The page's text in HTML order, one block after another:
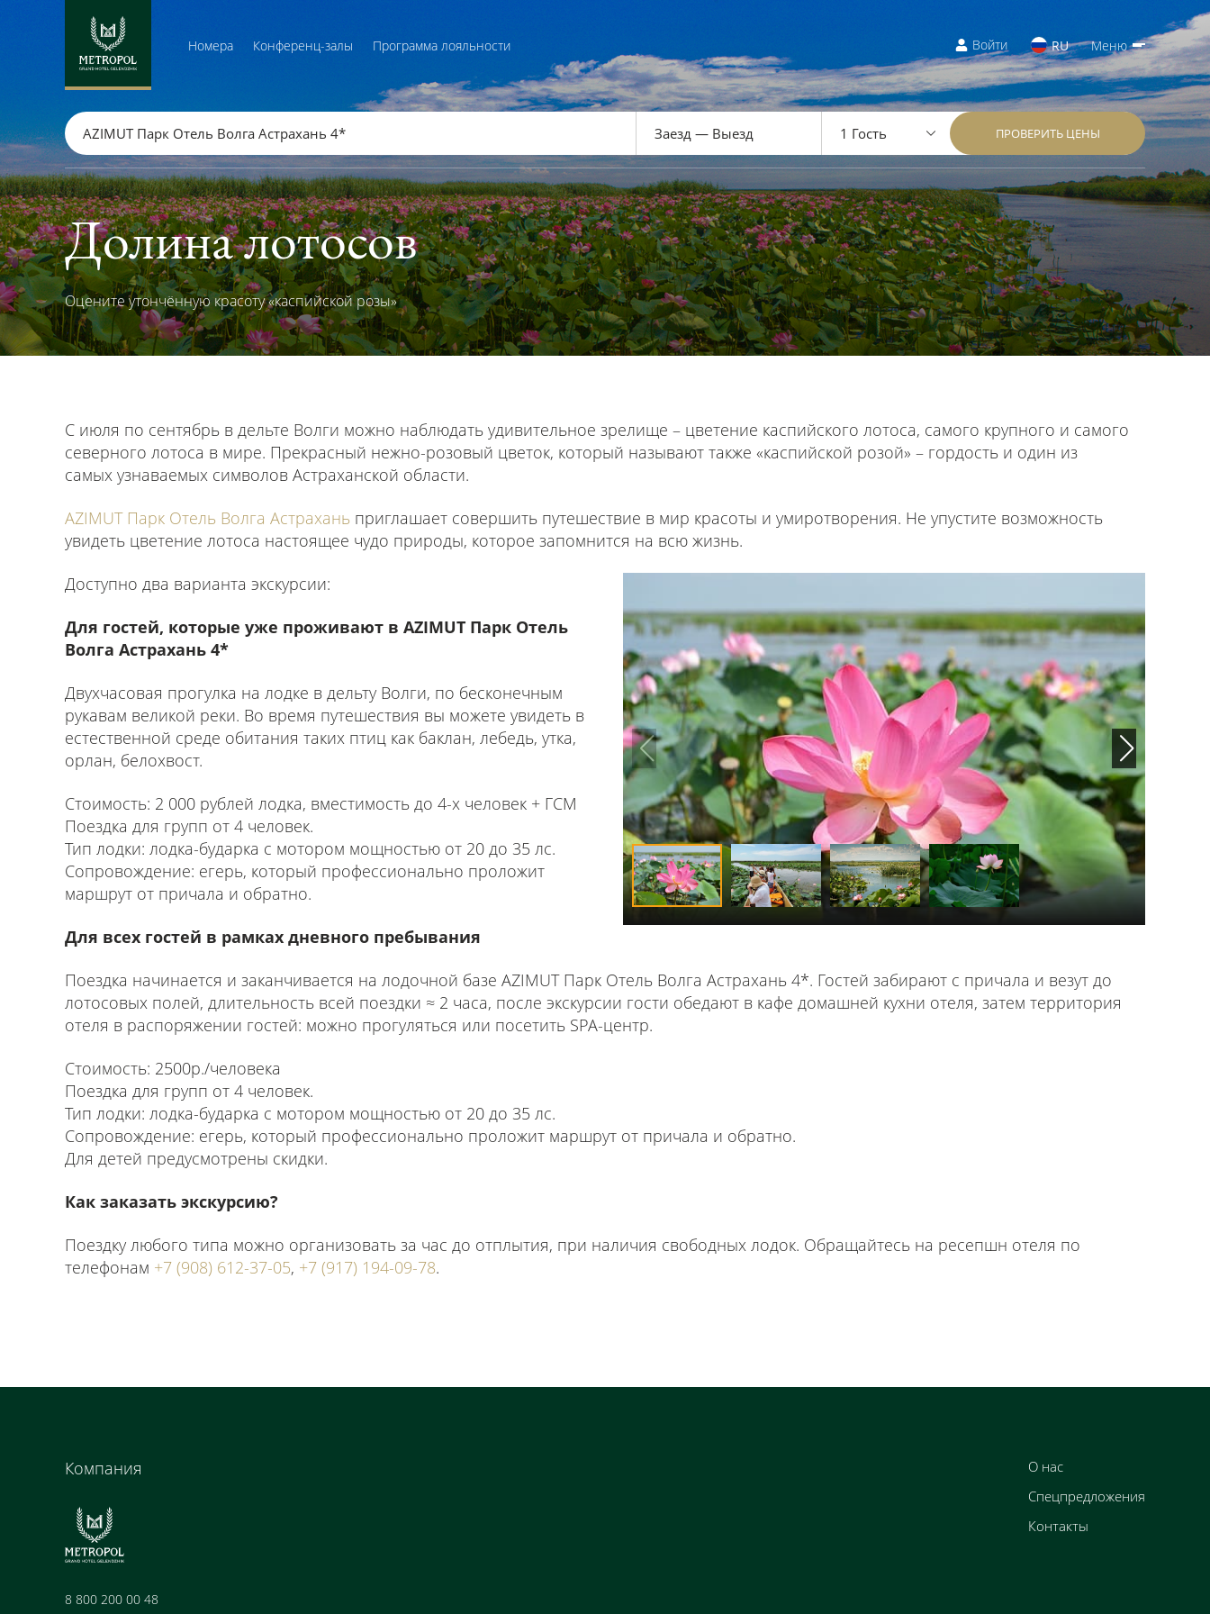
Номера Конференц-залы Программа лояльности Войти RU Меню
AZIMUT Парк Отель Волга Астрахань 4* ПРОВЕРИТЬ ЦЕНЫ
Долина лотосов
Оцените утончённую красоту «каспийской розы»
С июля по сентябрь в дельте Волги можно наблюдать удивительное зрелище – цветение каспийского лотоса, самого крупного и самого
северного лотоса в мире. Прекрасный нежно-розовый цветок, который называют также «каспийской розой» – гордость и один из
самых узнаваемых символов Астраханской области.
AZIMUT Парк Отель Волга Астрахань приглашает совершить путешествие в мир красоты и умиротворения. Не упустите возможность
увидеть цветение лотоса настоящее чудо природы, которое запомнится на всю жизнь.
Доступно два варианта экскурсии:
Для гостей, которые уже проживают в AZIMUT Парк Отель
Волга Астрахань 4*
Двухчасовая прогулка на лодке в дельту Волги, по бесконечным
рукавам великой реки. Во время путешествия вы можете увидеть в
естественной среде обитания таких птиц как баклан, лебедь, утка,
орлан, белохвост.
Стоимость: 2 000 рублей лодка, вместимость до 4-х человек + ГСМ
Поездка для групп от 4 человек.
Тип лодки: лодка-бударка с мотором мощностью от 20 до 35 лс.
Сопровождение: егерь, который профессионально проложит
маршрут от причала и обратно.
Для всех гостей в рамках дневного пребывания
Поездка начинается и заканчивается на лодочной базе AZIMUT Парк Отель Волга Астрахань 4*. Гостей забирают с причала и везут до
лотосовых полей, длительность всей поездки ≈ 2 часа, после экскурсии гости обедают в кафе домашней кухни отеля, затем территория
отеля в распоряжении гостей: можно прогуляться или посетить SPA-центр.
Стоимость: 2500р./человека
Поездка для групп от 4 человек.
Тип лодки: лодка-бударка с мотором мощностью от 20 до 35 лс.
Сопровождение: егерь, который профессионально проложит маршрут от причала и обратно.
Для детей предусмотрены скидки.
Как заказать экскурсию?
Поездку любого типа можно организовать за час до отплытия, при наличия свободных лодок. Обращайтесь на ресепшн отеля по
телефонам +7 (908) 612-37-05, +7 (917) 194-09-78.
Компания
8 800 200 00 48
О нас
Спецпредложения
Контакты